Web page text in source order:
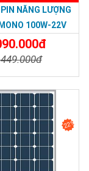
NĂNG LƯỢNG
100W-22V
Đặt Mua
22%